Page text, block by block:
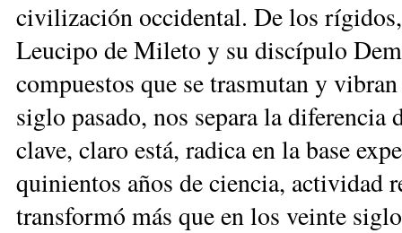
civilización occidental. De los
Leucipo de Mileto y su discípulo
compuestos que se trasmutan y
siglo pasado, nos separa la diferencia
clave, claro está, radica en la base
quinientos años de ciencia, actividad
transformó más que en los veinte